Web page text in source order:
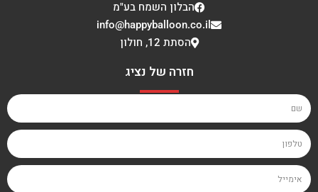
הבלון השמח בע"מ
info@happyballoon.co.il
הסתת 12, חולון
חזרה של נציג